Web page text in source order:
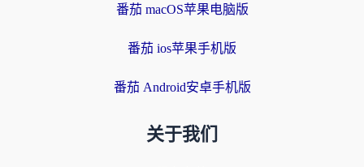
番茄 macOS苹果电脑版
番茄 ios苹果手机版
番茄 Android安卓手机版
关于我们